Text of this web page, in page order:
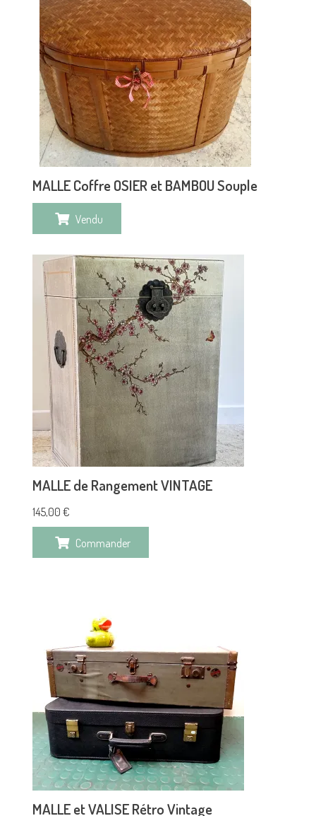
MALLE Coffre OSIER et BAMBOU Souple
Vendu
MALLE de Rangement VINTAGE
145,00 €
Commander
MALLE et VALISE Rétro Vintage